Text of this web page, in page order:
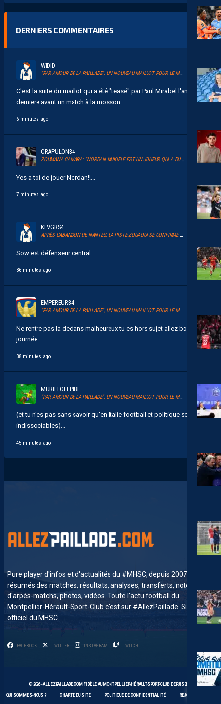
DERNIERS COMMENTAIRES
WIDID
“PAR AMOUR DE LA PAILLADE”, UN NOUVEAU MAILLOT POUR LE MHSC
C'est la suite du maillot qui a été "teasé" par Paul Mirabel l'année
derniere avant un match à la mosson...
6 minutes ago
CRAPULON34
ZOUMANA CAMARA: “NORDAN MUKIELE EST UN JOUEUR QUI A DU TALENT”
Yes a toi de jouer Nordan!!...
7 minutes ago
KEVGRS4
APRÈS L’ABANDON DE NANTES, LA PISTE ZOUAOUI SE CONFIRME À MONTPELLIER
Sow est défenseur central...
36 minutes ago
EMPEREUR34
“PAR AMOUR DE LA PAILLADE”, UN NOUVEAU MAILLOT POUR LE MHSC
Ne rentre pas la dedans malheureux tu es hors sujet allez bonne
journée...
38 minutes ago
MURILLOELPIBE
“PAR AMOUR DE LA PAILLADE”, UN NOUVEAU MAILLOT POUR LE MHSC
(et tu n'es pas sans savoir qu'en Italie football et politique sont
indissociables)...
45 minutes ago
Pure player d'infos et d'actualités du #MHSC, depuis 2007. News,
résumés des matches, résultats, analyses, transferts, notes
d'arpès-matchs, photos, vidéos. Toute l'actu football du
Montpellier-Hérault-Sport-Club c'est sur #AllezPaillade. Site non-
officiel du MHSC
FACEBOOK TWITTER INSTAGRAM TWITCH
© 2026 -ALLEZPAILLADE.COM FIDÈLE AUMONTPELLIER-HÉRAULT-SPORT-CLUB DEPUIS 2007
QUI SOMMES-NOUS ? CHARTE DU SITE POLITIQUE DE CONFIDENTIALITÉ REJOIGNEZ-NOUS !